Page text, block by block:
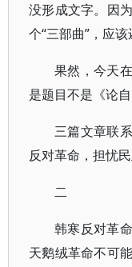
没形成文字。因
个“三部曲”，应该
果然，今天
是题目不是《论
三篇文章联
反对革命，担忧民
二
韩寒反对革
天鹅绒革命不可